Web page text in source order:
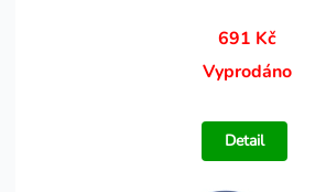
691 Kč
Vyprodáno
Detail